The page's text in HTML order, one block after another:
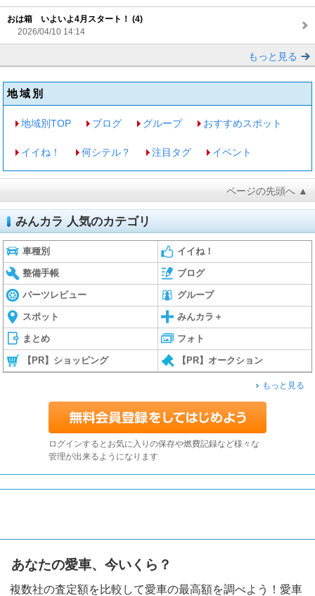
おは箱 いよいよ4月スタート！ (4)
2026/04/10 14:14
もっと見る
地域別
地域別TOP ブログ グループ おすすめスポット
イイね！ 何シテル？ 注目タグ イベント
ページの先頭へ ▲
みんカラ 人気のカテゴリ
車種別 イイね！
整備手帳 ブログ
パーツレビュー グループ
スポット みんカラ＋
まとめ フォト
【PR】ショッピング 【PR】オークション
もっと見る
ログインするとお気に入りの保存や燃費記録など様々な
管理が出来るようになります
あなたの愛車、今いくら？
複数社の査定額を比較して愛車の最高額を調べよう！愛車